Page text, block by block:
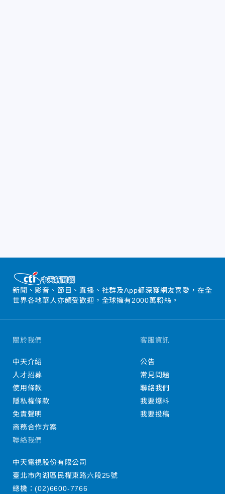
新聞、影音、節目、直播、社群及App都深獲網友喜愛，在全
世界各地華人亦頗受歡迎，全球擁有2000萬粉絲。
關於我們
中天介紹
人才招募
使用條款
隱私權條款
免責聲明
商務合作方案
客服資訊
公告
常見問題
聯絡我們
我要爆料
我要投稿
聯絡我們
中天電視股份有限公司
臺北市內湖區民權東路六段25號
總機：(02)6600-7766